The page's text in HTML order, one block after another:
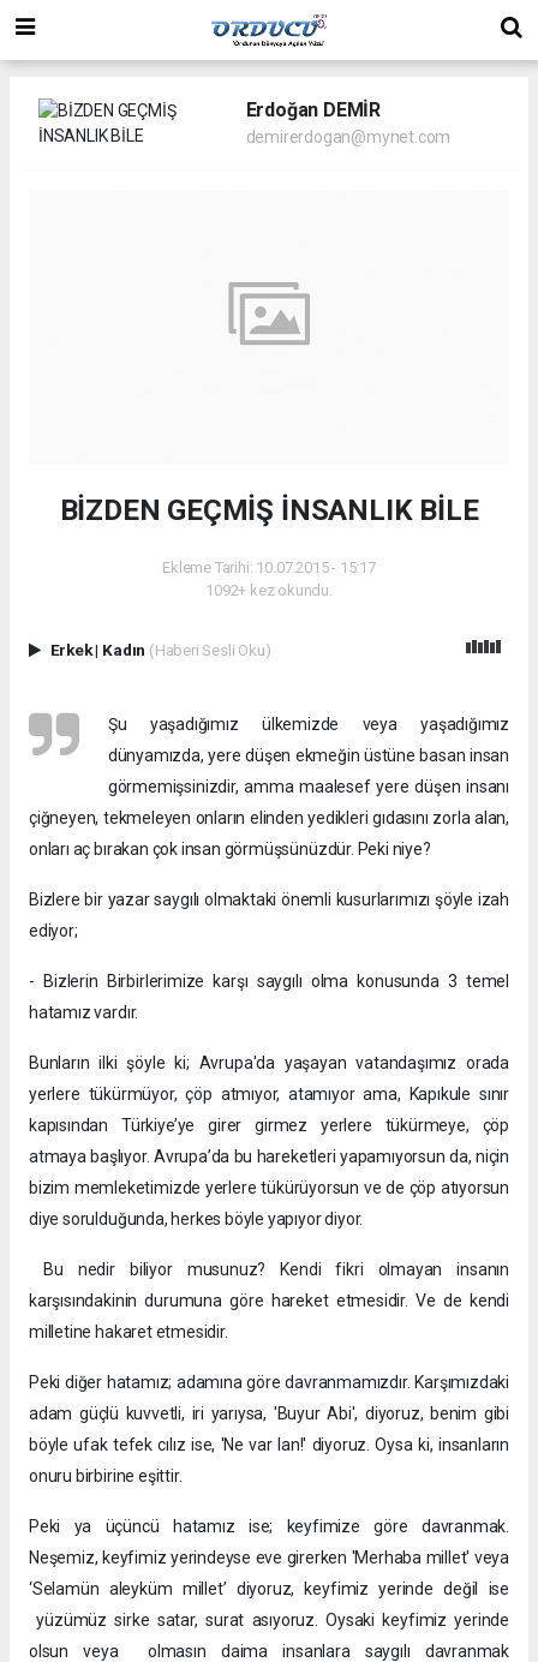
Erdoğan DEMİR
demirerdogan@mynet.com
BİZDEN GEÇMİŞ İNSANLIK BİLE
Ekleme Tarihi: 10.07.2015 - 15:17
1092+ kez okundu.
Erkek| Kadın (Haberi Sesli Oku)
Şu yaşadığımız ülkemizde veya yaşadığımız
dünyamızda, yere düşen ekmeğin üstüne basan insan
görmemişsinizdir, amma maalesef yere düşen insanı
çiğneyen, tekmeleyen onların elinden yedikleri gıdasını zorla alan,
onları aç bırakan çok insan görmüşsünüzdür. Peki niye?
Bizlere bir yazar saygılı olmaktaki önemli kusurlarımızı şöyle izah
ediyor;
- Bizlerin Birbirlerimize karşı saygılı olma konusunda 3 temel
hatamız vardır.
Bunların ilki şöyle ki; Avrupa'da yaşayan vatandaşımız orada
yerlere tükürmüyor, çöp atmıyor, atamıyor ama, Kapıkule sınır
kapısından Türkiye’ye girer girmez yerlere tükürmeye, çöp
atmaya başlıyor. Avrupa’da bu hareketleri yapamıyorsun da, niçin
bizim memleketimizde yerlere tükürüyorsun ve de çöp atıyorsun
diye sorulduğunda, herkes böyle yapıyor diyor.
Bu nedir biliyor musunuz? Kendi fikri olmayan insanın
karşısındakinin durumuna göre hareket etmesidir. Ve de kendi
milletine hakaret etmesidir.
Peki diğer hatamız; adamına göre davranmamızdır. Karşımızdaki
adam güçlü kuvvetli, iri yarıysa, 'Buyur Abi', diyoruz, benim gibi
böyle ufak tefek cılız ise, 'Ne var lan!' diyoruz. Oysa ki, insanların
onuru birbirine eşittir.
Peki ya üçüncü hatamız ise; keyfimize göre davranmak.
Neşemiz, keyfimiz yerindeyse eve girerken 'Merhaba millet' veya
‘Selamün aleyküm millet’ diyoruz, keyfimiz yerinde değil ise
yüzümüz sirke satar, surat asıyoruz. Oysaki keyfimiz yerinde
olsun veya olmasın daima insanlara saygılı davranmak